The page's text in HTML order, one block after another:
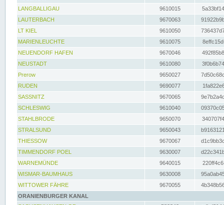
LANGBALLIGAU
9610015
LAUTERBACH
9670063
LT KIEL
9610050
MARIENLEUCHTE
9610075
NEUENDORF HAFEN
9670046
NEUSTADT
9610080
Prerow
9650027
RUDEN
9690077
SASSNITZ
9670065
SCHLESWIG
9610040
STAHLBRODE
9650070
STRALSUND
9650043
THIESSOW
9670067
TIMMENDORF POEL
9630007
WARNEMÜNDE
9640015
WISMAR-BAUMHAUS
9630008
WITTOWER FÄHRE
9670055
ORANIENBURGER KANAL